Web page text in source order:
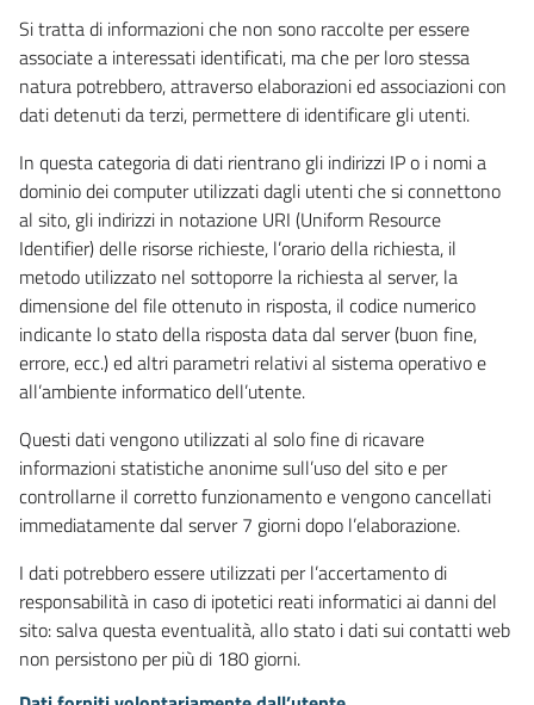
Si tratta di informazioni che non sono raccolte per essere
associate a interessati identificati, ma che per loro stessa
natura potrebbero, attraverso elaborazioni ed associazioni con
dati detenuti da terzi, permettere di identificare gli utenti.
In questa categoria di dati rientrano gli indirizzi IP o i nomi a
dominio dei computer utilizzati dagli utenti che si connettono
al sito, gli indirizzi in notazione URI (Uniform Resource
Identifier) delle risorse richieste, l’orario della richiesta, il
metodo utilizzato nel sottoporre la richiesta al server, la
dimensione del file ottenuto in risposta, il codice numerico
indicante lo stato della risposta data dal server (buon fine,
errore, ecc.) ed altri parametri relativi al sistema operativo e
all’ambiente informatico dell’utente.
Questi dati vengono utilizzati al solo fine di ricavare
informazioni statistiche anonime sull’uso del sito e per
controllarne il corretto funzionamento e vengono cancellati
immediatamente dal server 7 giorni dopo l’elaborazione.
I dati potrebbero essere utilizzati per l’accertamento di
responsabilità in caso di ipotetici reati informatici ai danni del
sito: salva questa eventualità, allo stato i dati sui contatti web
non persistono per più di 180 giorni.